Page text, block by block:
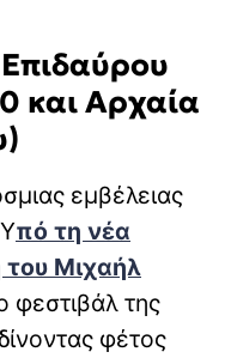
και Αρχαία
εμβέλειας
πό τη νέα
του Μιχαήλ
φεστιβάλ της
φέτος